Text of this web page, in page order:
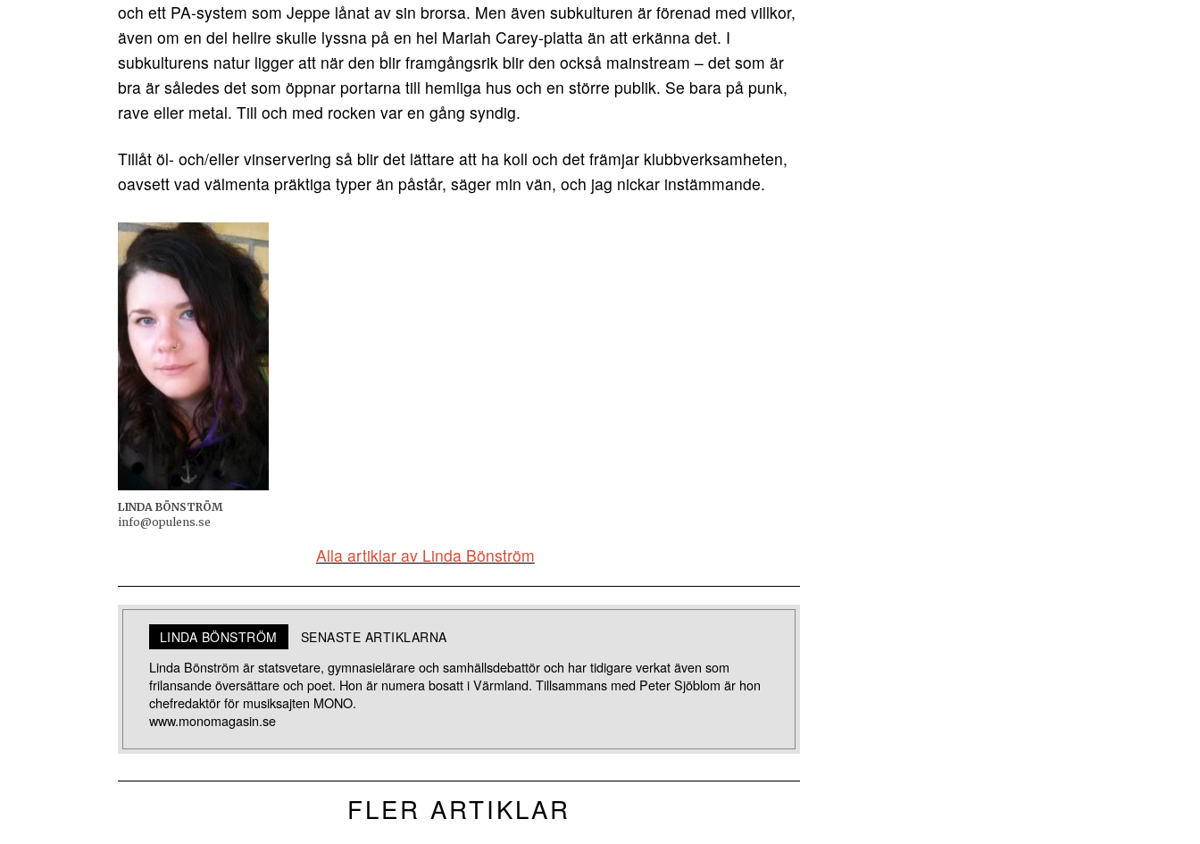
och ett PA-system som Jeppe lånat av sin brorsa. Men även subkulturen är förenad med villkor,
även om en del hellre skulle lyssna på en hel Mariah Carey-platta än att erkänna det. I
subkulturens natur ligger att när den blir framgångsrik blir den också mainstream – det som är
bra är således det som öppnar portarna till hemliga hus och en större publik. Se bara på punk,
rave eller metal. Till och med rocken var en gång syndig.
Tillåt öl- och/eller vinservering så blir det lättare att ha koll och det främjar klubbverksamheten,
oavsett vad välmenta präktiga typer än påstår, säger min vän, och jag nickar instämmande.
LINDA BÖNSTRÖM
info@opulens.se
Alla artiklar av Linda Bönström
LINDA BÖNSTRÖM SENASTE ARTIKLARNA
Linda Bönström är statsvetare, gymnasielärare och samhällsdebattör och har tidigare verkat även som
frilansande översättare och poet. Hon är numera bosatt i Värmland. Tillsammans med Peter Sjöblom är hon
chefredaktör för musiksajten MONO.
www.monomagasin.se
FLER ARTIKLAR